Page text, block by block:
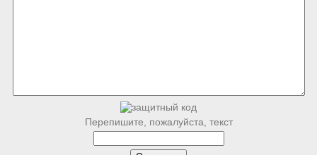
Перепишите, пожалуйста, текст